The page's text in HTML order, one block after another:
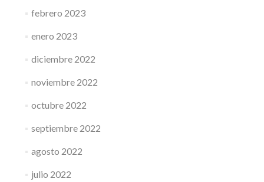
febrero 2023
enero 2023
diciembre 2022
noviembre 2022
octubre 2022
septiembre 2022
agosto 2022
julio 2022